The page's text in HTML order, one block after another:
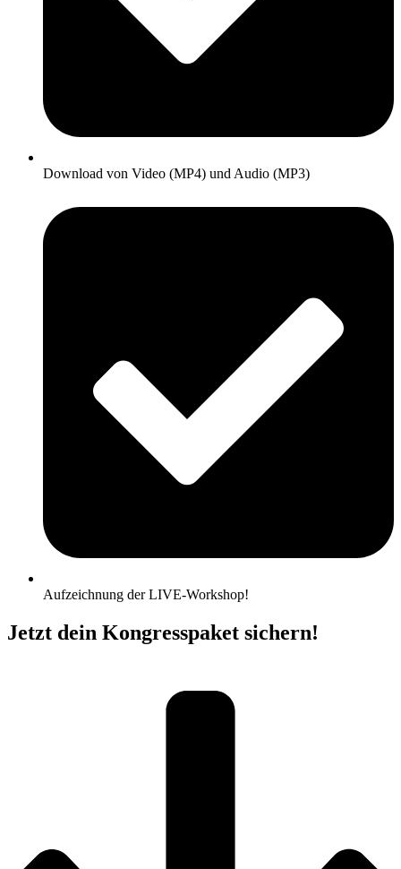
Download von Video (MP4) und Audio (MP3)
Aufzeichnung der LIVE-Workshop!
Jetzt dein Kongresspaket sichern!